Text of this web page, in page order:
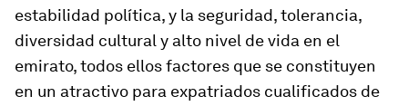
estabilidad política, y la seguridad, tolerancia,
diversidad cultural y alto nivel de vida en el
emirato, todos ellos factores que se constituyen
en un atractivo para expatriados cualificados de